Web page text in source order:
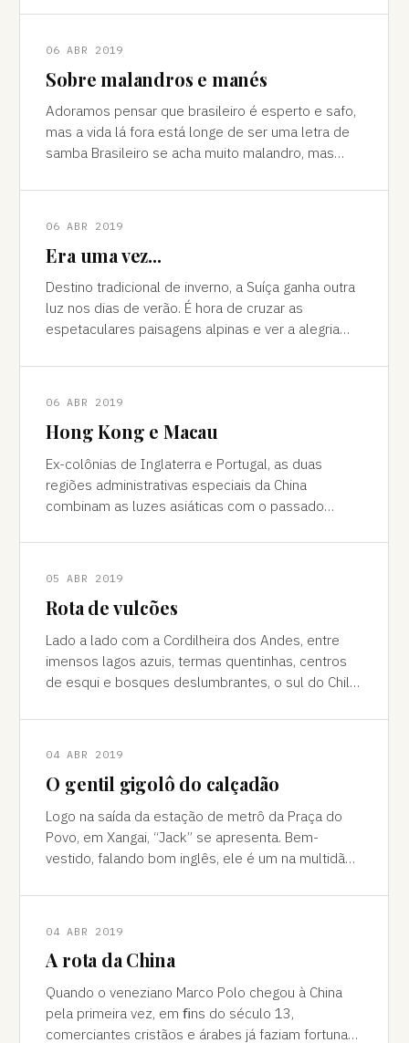
06 ABR 2019
Sobre malandros e manés
Adoramos pensar que brasileiro é esperto e safo,
mas a vida lá fora está longe de ser uma letra de
samba Brasileiro se acha muito malandro, mas
06 ABR 2019
Era uma vez...
Destino tradicional de inverno, a Suíça ganha outra
luz nos dias de verão. É hora de cruzar as
espetaculares paisagens alpinas e ver a alegria
06 ABR 2019
Hong Kong e Macau
Ex-colônias de Inglaterra e Portugal, as duas
regiões administrativas especiais da China
combinam as luzes asiáticas com o passado
05 ABR 2019
Rota de vulcões
Lado a lado com a Cordilheira dos Andes, entre
imensos lagos azuis, termas quentinhas, centros
de esqui e bosques deslumbrantes, o sul do Chile
04 ABR 2019
O gentil gigolô do calçadão
Logo na saída da estação de metrô da Praça do
Povo, em Xangai, “Jack” se apresenta. Bem-
vestido, falando bom inglês, ele é um na multidão
04 ABR 2019
A rota da China
Quando o veneziano Marco Polo chegou à China
pela primeira vez, em ﬁns do século 13,
comerciantes cristãos e árabes já faziam fortuna